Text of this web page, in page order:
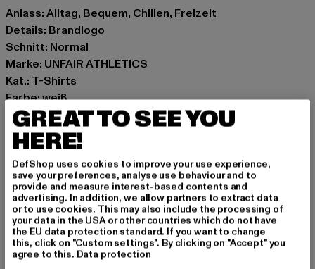
Anlass: Alltag, Bequem, Chillen, Freizeit
Details: Brandlogo
Schnitt: Normal
Marke: UNFAIR ATHLETICS
Kat.: T-Shirts
Farbe: weiß
Hersteller Farbe: white
Materialzusammensetzung: 100% Baumwolle
Art.Nr: UNFR26-001-00220
Hersteller: UTEX GmbH |info@unfairathletics.com
Tulbeckstraße 32 | 80339 München | DE
GRÖSSE & PASSFORM
GREAT TO SEE YOU
HERE!
DefShop uses cookies to improve your use experience,
save your preferences, analyse use behaviour and to
provide and measure interest-based contents and
advertising. In addition, we allow partners to extract data
or to use cookies. This may also include the processing of
your data in the USA or other countries which do not have
the EU data protection standard. If you want to change
this, click on "Custom settings". By clicking on "Accept" you
agree to this. Data protection